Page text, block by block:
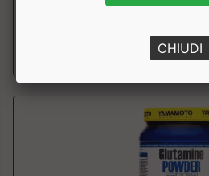
a partire da € 15.99
CHIUDI